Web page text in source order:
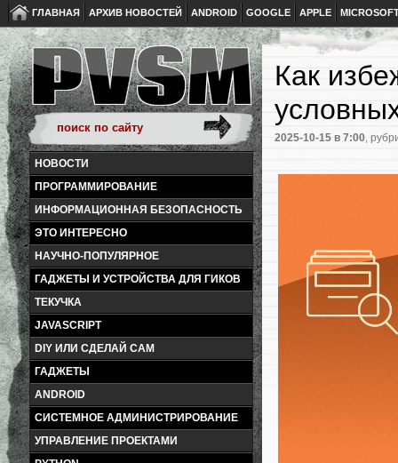
ГЛАВНАЯ АРХИВ НОВОСТЕЙ ANDROID GOOGLE APPLE
НОВОСТИ
ПРОГРАММИРОВАНИЕ
ИНФОРМАЦИОННАЯ БЕЗОПАСНОСТЬ
ЭТО ИНТЕРЕСНО
НАУЧНО-ПОПУЛЯРНОЕ
ГАДЖЕТЫ И УСТРОЙСТВА ДЛЯ ГИКОВ
ТЕКУЧКА
JAVASCRIPT
DIY ИЛИ СДЕЛАЙ САМ
ГАДЖЕТЫ
ANDROID
СИСТЕМНОЕ АДМИНИСТРИРОВАНИЕ
УПРАВЛЕНИЕ ПРОЕКТАМИ
Как
2025-10-15 в 7:00,